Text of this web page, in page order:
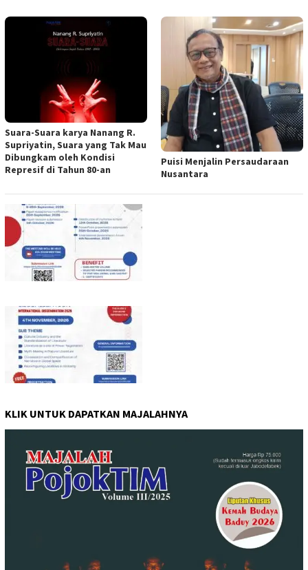
Suara-Suara karya Nanang R.
Supriyatin, Suara yang Tak Mau
Dibungkam oleh Kondisi
Represif di Tahun 80-an
Puisi Menjalin Persaudaraan
Nusantara
KLIK UNTUK DAPATKAN MAJALAHNYA